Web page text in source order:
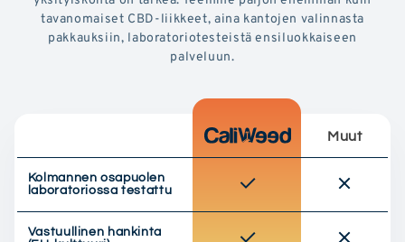
tavanomaiset CBD-liikkeet, aina kantojen valinnasta
pakkauksiin, laboratoriotesteistä ensiluokkaiseen
palveluun.
Muut
Kolmannen osapuolen
laboratoriossa testattu
Vastuullinen hankinta